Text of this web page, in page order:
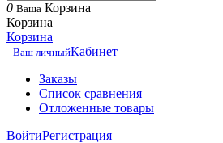
0 Ваша Корзина
Корзина
Корзина
Ваш личныйКабинет
Заказы
Список сравнения
Отложенные товары
ВойтиРегистрация